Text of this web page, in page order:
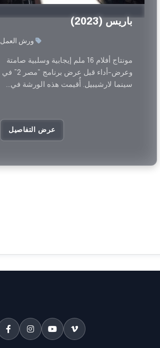
باريس (2023)
ورش العمل
مونتاج أفلام 16 ملم إيجابية وسلبية صامتة
وعرض-أداء قبل عرض برنامج “مصر 2” في
سينما لارشيبيل. أُقيمت هذه الورشة في...
عرض التفاصيل